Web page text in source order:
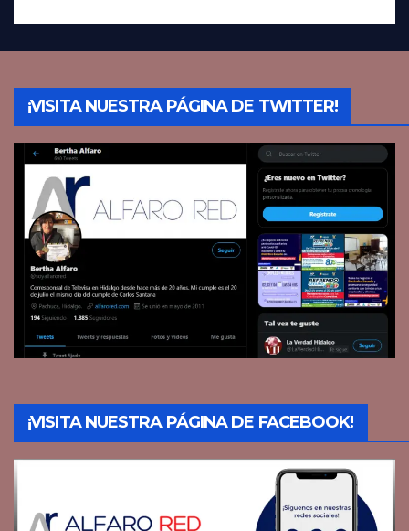
¡VISITA NUESTRA PÁGINA DE TWITTER!
¡VISITA NUESTRA PÁGINA DE FACEBOOK!